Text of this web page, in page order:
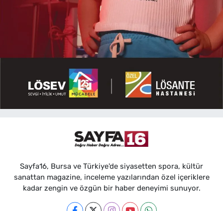
Sayfa16, Bursa ve Türkiye'de siyasetten spora, kültür
sanattan magazine, inceleme yazılarından özel içeriklere
kadar zengin ve özgün bir haber deneyimi sunuyor.